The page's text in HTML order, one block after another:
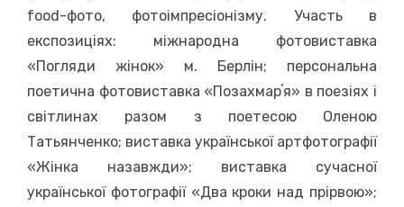
food-фото, фотоімпресіонізму. Участь в
експозиціях: міжнародна фотовиставка
«Погляди жінок» м. Берлін; персональна
поетична фотовиставка «Позахмарʼя» в поезіях і
світлинах разом з поетесою Оленою
Татьянченко; виставка української артфотографії
«Жінка назавжди»; виставка сучасної
української фотографії «Два кроки над прірвою»;